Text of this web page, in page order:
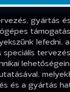
gyártás
lefedni,
és a gyártás